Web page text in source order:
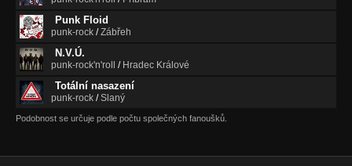
Punk Floid
punk-rock /Zábřeh
N.V.Ú.
punk-rock'n'roll / Hradec Králové
Totální nasazení
punk-rock /Slaný
Podobnost se určuje podle počtu společných fanoušků.